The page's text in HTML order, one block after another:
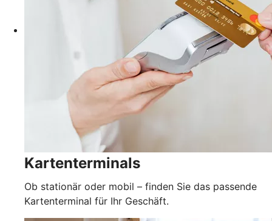
Kartenterminals
Ob stationär oder mobil – finden Sie das passende
Kartenterminal für Ihr Geschäft.